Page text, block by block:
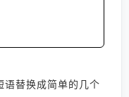
语替换成简单的几个